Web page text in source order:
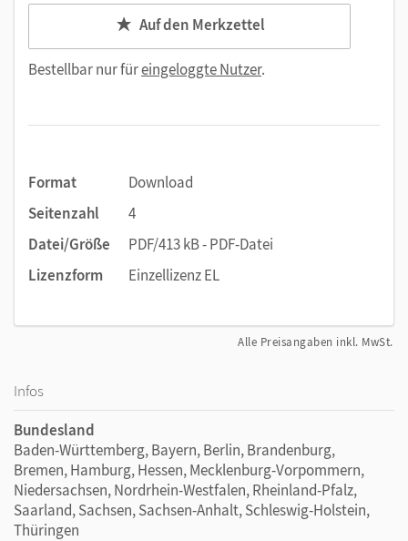
Auf den Merkzettel
Bestellbar nur füreingeloggte Nutzer.
Format
Download
Seitenzahl
4
Datei/Größe
PDF/413 kB - PDF-Datei
Lizenzform
Einzellizenz EL
Alle Preisangaben inkl. MwSt.
Infos
Bundesland
Baden-Württemberg, Bayern, Berlin, Brandenburg,
Bremen, Hamburg, Hessen, Mecklenburg-Vorpommern,
Niedersachsen, Nordrhein-Westfalen, Rheinland-Pfalz,
Saarland, Sachsen, Sachsen-Anhalt, Schleswig-Holstein,
Thüringen